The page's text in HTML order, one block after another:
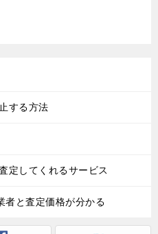
する方法
定してくれるサービス
と査定価格が分かる